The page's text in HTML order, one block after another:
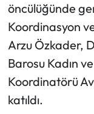
öncülüğünde
Koordinasyon
Arzu Özkader,
Barosu Kadın
Koordinatörü
katıldı.
Magazin
Mecitözü
Oğuzlar
Ortaköy